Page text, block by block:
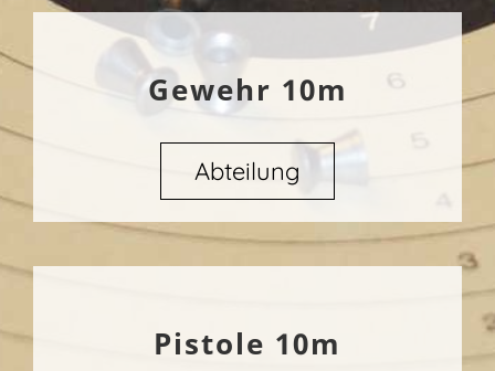
Gewehr 10m
Abteilung
Pistole 10m